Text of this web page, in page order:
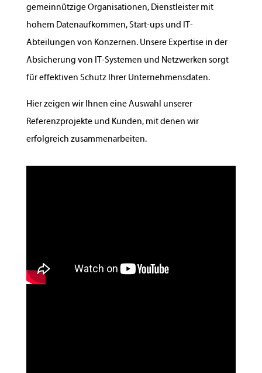
gemeinnützige Organisationen, Dienstleister mit
hohem Datenaufkommen, Start-ups und IT-
Abteilungen von Konzernen. Unsere Expertise in der
Absicherung von IT-Systemen und Netzwerken sorgt
für effektiven Schutz Ihrer Unternehmensdaten.
Hier zeigen wir Ihnen eine Auswahl unserer
Referenzprojekte und Kunden, mit denen wir
erfolgreich zusammenarbeiten.